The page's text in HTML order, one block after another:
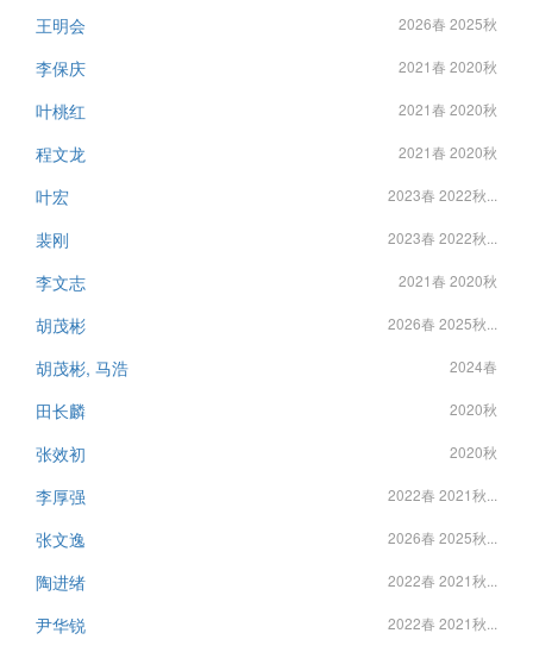
王明会 2026春 2025秋
李保庆 2021春 2020秋
叶桃红 2021春 2020秋
程文龙 2021春 2020秋
叶宏 2023春 2022秋...
裴刚 2023春 2022秋...
李文志 2021春 2020秋
胡茂彬 2026春 2025秋...
胡茂彬, 马浩 2024春
田长麟 2020秋
张效初 2020秋
李厚强 2022春 2021秋...
张文逸 2026春 2025秋...
陶进绪 2022春 2021秋...
尹华锐 2022春 2021秋...